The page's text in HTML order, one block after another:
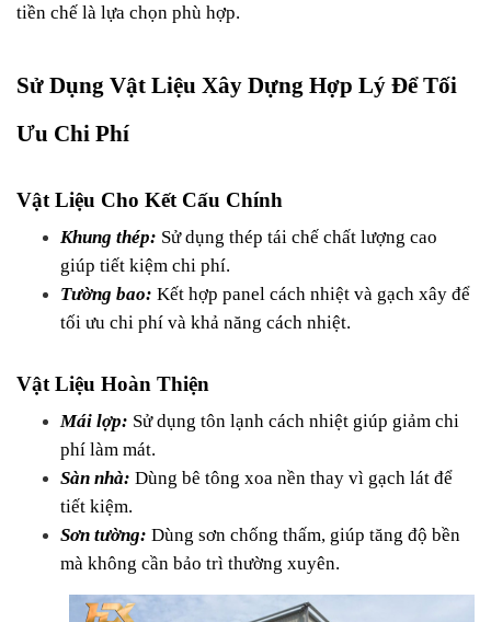
tiền chế là lựa chọn phù hợp.
Sử Dụng Vật Liệu Xây Dựng Hợp Lý Để Tối
Ưu Chi Phí
Vật Liệu Cho Kết Cấu Chính
Khung thép: Sử dụng thép tái chế chất lượng cao
giúp tiết kiệm chi phí.
Tường bao: Kết hợp panel cách nhiệt và gạch xây để
tối ưu chi phí và khả năng cách nhiệt.
Vật Liệu Hoàn Thiện
Mái lợp: Sử dụng tôn lạnh cách nhiệt giúp giảm chi
phí làm mát.
Sàn nhà: Dùng bê tông xoa nền thay vì gạch lát để
tiết kiệm.
Sơn tường: Dùng sơn chống thấm, giúp tăng độ bền
mà không cần bảo trì thường xuyên.